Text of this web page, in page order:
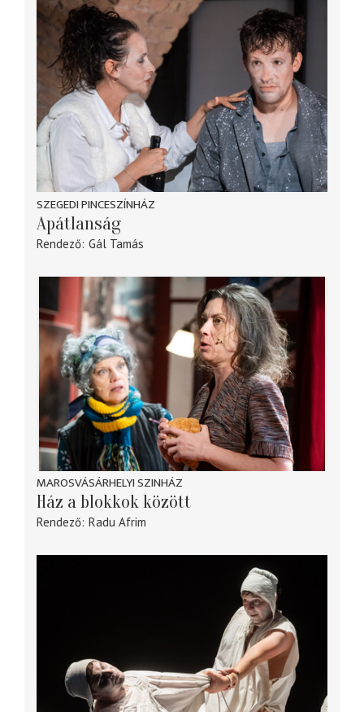
SZEGEDI PINCESZÍNHÁZ
Apátlanság
Rendező Gál Tamás
MAROSVÁSÁRHELYI SZINHÁZ
Ház a blokkok között
Rendező Radu Afrim